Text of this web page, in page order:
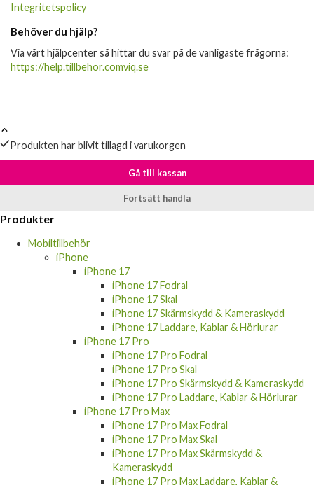
Integritetspolicy
Behöver du hjälp?
Via vårt hjälpcenter så hittar du svar på de vanligaste frågorna:
https://help.tillbehor.comviq.se
iPhone 17
iPhone 17 Fodral
iPhone 17 Skal
iPhone 17 Skärmskydd & Kameraskydd
iPhone 17 Laddare, Kablar & Hörlurar
iPhone 17 Pro
iPhone 17 Pro Fodral
iPhone 17 Pro Skal
iPhone 17 Pro Skärmskydd & Kameraskydd
iPhone 17 Pro Laddare, Kablar & Hörlurar
iPhone 17 Pro Max